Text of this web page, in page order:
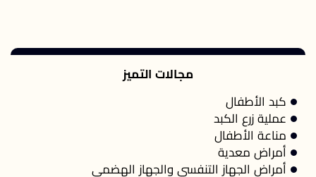
مجالات التميز
كبد الأطفال
عملية زرع الكبد
مناعة الأطفال
أمراض معدية
أمراض الجهاز التنفسي والجهاز الهضمي